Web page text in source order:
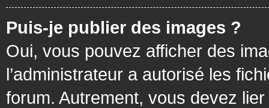
Puis-je publier des images ?
Oui, vous pouvez afficher des
l’administrateur a autorisé les
forum. Autrement, vous devez